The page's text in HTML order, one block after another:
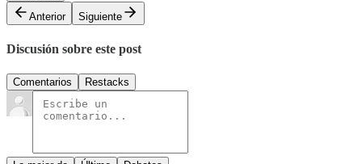
Anterior
Siguiente
Discusión sobre este post
Comentarios Restacks